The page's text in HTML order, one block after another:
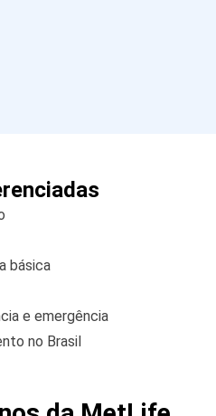
básica
e emergência
no Brasil